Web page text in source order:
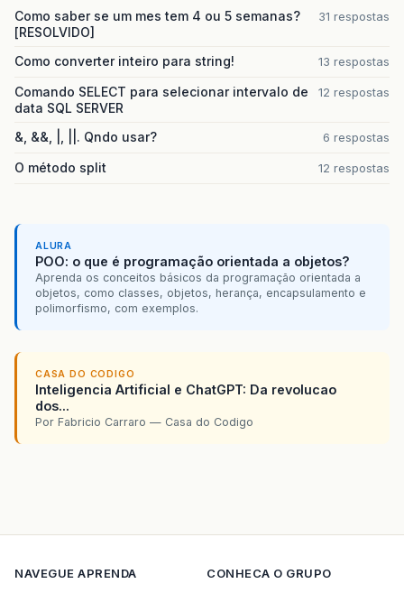
Como saber se um mes tem 4 ou 5 semanas?
[RESOLVIDO]
31 respostas
Como converter inteiro para string! 13 respostas
Comando SELECT para selecionar intervalo de
data SQL SERVER
12 respostas
&, &&, |, ||. Qndo usar? 6 respostas
O método split 12 respostas
ALURA
POO: o que é programação orientada a objetos?
Aprenda os conceitos básicos da programação orientada a
objetos, como classes, objetos, herança, encapsulamento e
polimorfismo, com exemplos.
CASA DO CODIGO
Inteligencia Artificial e ChatGPT: Da revolucao
dos...
Por Fabricio Carraro — Casa do Codigo
NAVEGUE APRENDA
CONHECA O GRUPO